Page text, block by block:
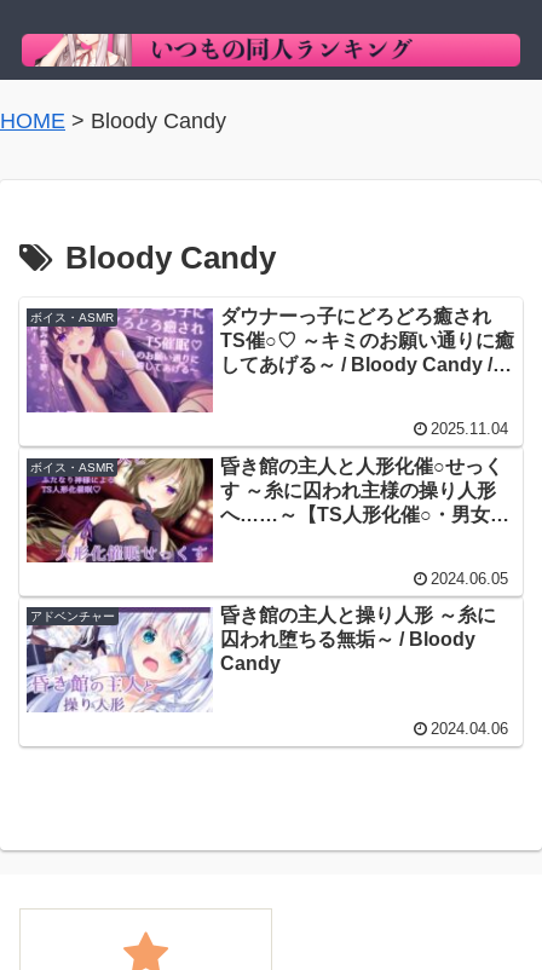
HOME > Bloody Candy
Bloody Candy
ボイス・ASMR
ダウナーっ子にどろどろ癒され
TS催○♡ ～キミのお願い通りに癒
してあげる～ / Bloody Candy /
2025.11.04
ボイス・ASMR
昏き館の主人と人形化催○せっく
す ～糸に囚われ主様の操り人形
へ……～【TS人形化催○・男女版
2024.06.05
アドベンチャー
昏き館の主人と操り人形 ～糸に
囚われ堕ちる無垢～ / Bloody
Candy
2024.04.06